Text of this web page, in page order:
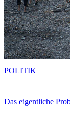
Das eigentliche
POLITIK